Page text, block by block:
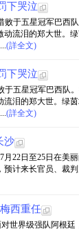
下哭泣
于五星冠军巴西
流泪的郑大世。
(詳全文)
下哭泣
于五星冠军巴西队
泪的郑大世。绿
(詳全文)
沙
22日至25日在美
计来长官员、裁
西重任
世界级强队阿根